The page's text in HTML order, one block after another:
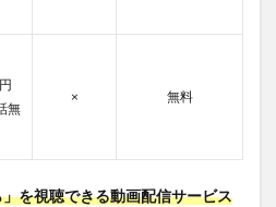
無
× 無料
を視聴できる動画配信サービス